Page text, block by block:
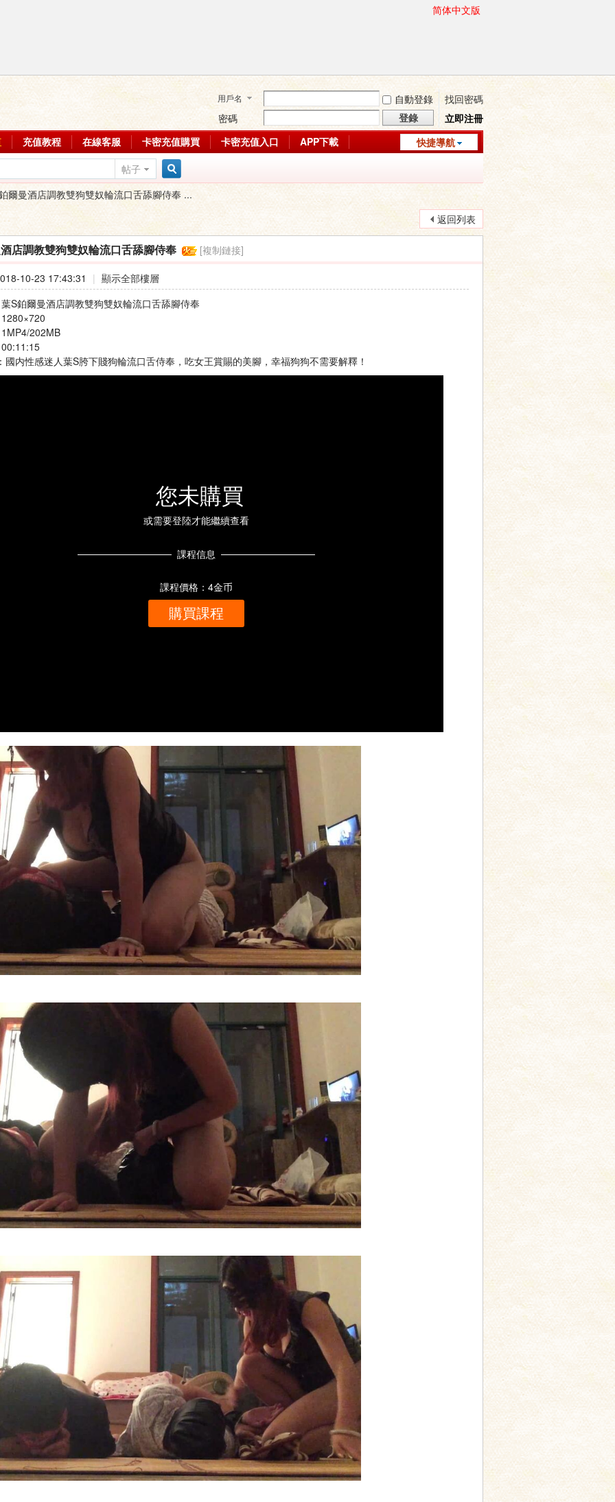
简体中文版
用戶名 自動登錄
找回密碼
密碼
登錄
立即注冊
快捷導航
充值教程 在線客服 卡密充值購買 卡密充值入口
APP下載
帖子
搜
索
爾曼酒店調教雙狗雙奴輪流口舌舔腳侍奉 ...
返回列表
店調教雙狗雙奴輪流口舌舔腳侍奉 [複制鏈接]
10-23 17:43:31 | 顯示全部樓層
S鉑爾曼酒店調教雙狗雙奴輪流口舌舔腳侍奉
202MB
國内性感迷人葉S胯下賤狗輪流口舌侍奉，吃女王賞賜的美腳，幸福狗狗不需要解釋！
您未購買
或需要登陸才能繼續查看
課程信息
課程價格：4金币
購買課程